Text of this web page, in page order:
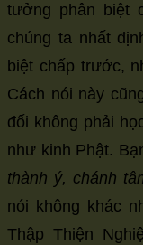
tưởng phân biệt
chúng ta nhất
biệt chấp trước,
Cách nói này
đối không phải
như kinh Phật.
thành ý, chánh
nói không khác
Thập Thiện